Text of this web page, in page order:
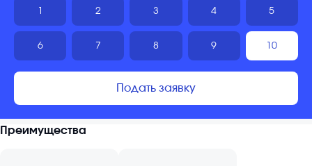
2 3 4 5
6 7 8 9 10
Подать заявку
Преимущества